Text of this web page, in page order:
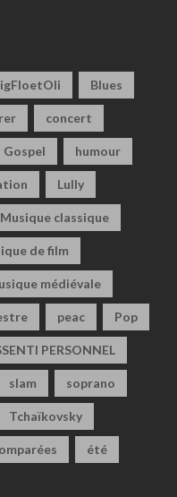
Blues
concert
Gospel humour
Lully
Musique classique
de film
médiévale
peac Pop
PERSONNEL
slam soprano
Tchaïkovsky
été